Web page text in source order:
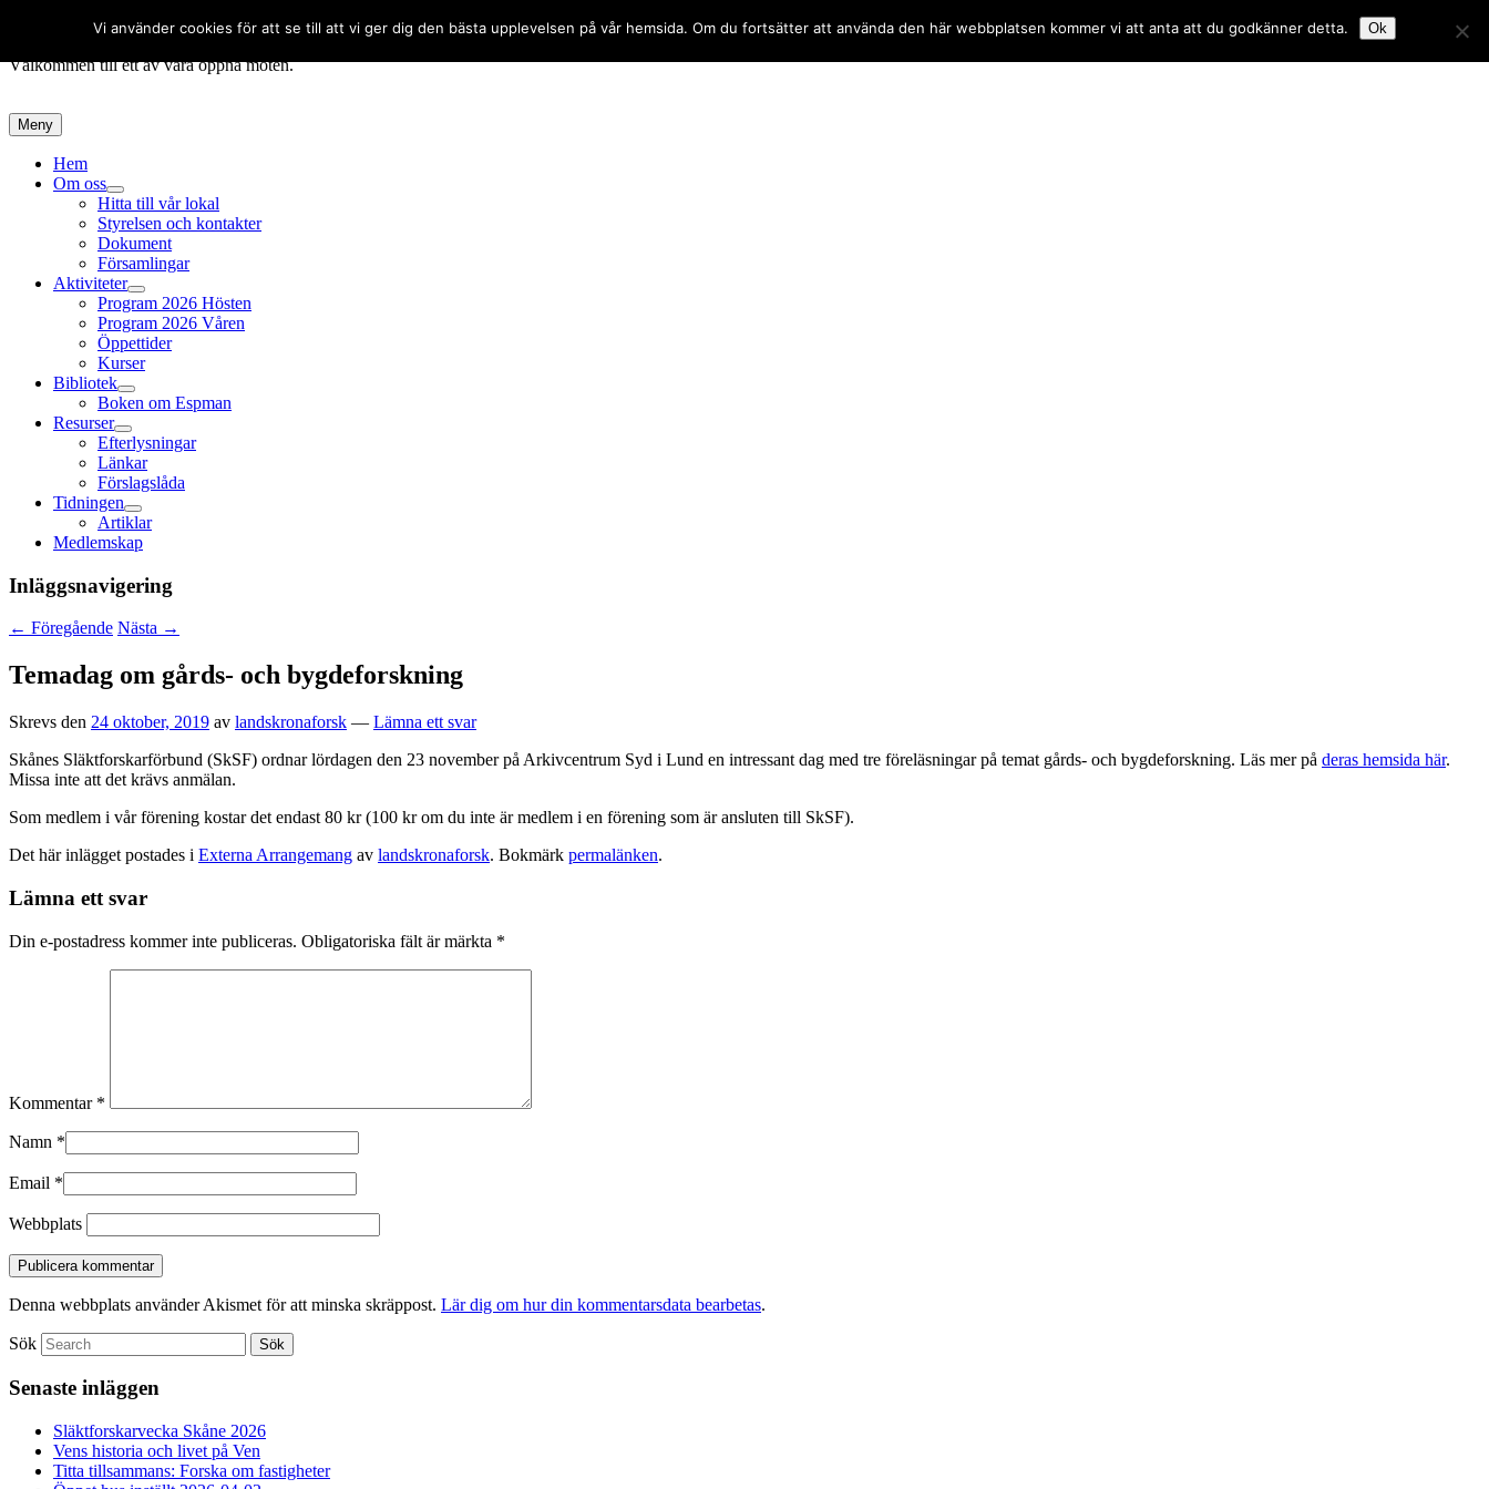
Landskronabygdens Släktforskare
Välkommen till ett av våra öppna möten.
Meny
Primär
meny
Hem
Om oss
expandera
undermeny
Hitta till vår lokal
Styrelsen och kontakter
Dokument
Församlingar
Aktiviteter
expandera
undermeny
Program 2026 Hösten
Program 2026 Våren
Öppettider
Kurser
Bibliotek
expandera
undermeny
Boken om Espman
Resurser
expandera
undermeny
Efterlysningar
Länkar
Förslagslåda
Tidningen
expandera
undermeny
Artiklar
Medlemskap
Inläggsnavigering
← Föregående Nästa →
Temadag om gårds- och bygdeforskning
Skrevs den 24 oktober, 2019 av landskronaforsk — Lämna ett svar
Skånes Släktforskarförbund (SkSF) ordnar lördagen den 23 november på Arkivcentrum Syd i Lund en intressant dag med tre föreläsningar på temat gårds- och bygdeforskning. Läs mer på deras hemsida här.
Missa inte att det krävs anmälan.
Som medlem i vår förening kostar det endast 80 kr (100 kr om du inte är medlem i en förening som är ansluten till SkSF).
Det här inlägget postades i Externa Arrangemang av landskronaforsk. Bokmärk permalänken.
Lämna ett svar
Din e-postadress kommer inte publiceras. Obligatoriska fält är märkta *
Kommentar *
Namn *
Email *
Webbplats
Denna webbplats använder Akismet för att minska skräppost. Lär dig om hur din kommentarsdata bearbetas.
Sök
Senaste inläggen
Släktforskarvecka Skåne 2026
Vens historia och livet på Ven
Titta tillsammans: Forska om fastigheter
Vi använder cookies för att se till att vi ger dig den bästa upplevelsen på vår hemsida. Om du fortsätter att använda den här webbplatsen kommer vi att anta att du godkänner detta. Ok